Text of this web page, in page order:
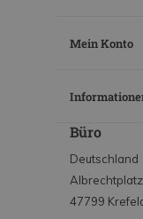
Mein Konto
Büro
Deutschland
47799